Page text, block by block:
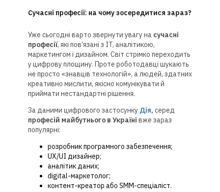
Сучасні професії: на чому зосередитися зараз?
Уже сьогодні варто звернути увагу на сучасні
професії, які пов’язані з IT, аналітикою,
маркетингом і дизайном. Світ стрімко переходить
у цифрову площину. Проте роботодавці шукають
не просто «знавців технологій», а людей, здатних
креативно мислити, якісно комунікувати й
приймати нестандартні рішення.
За даними цифрового застосунку Дія, серед
професій майбутнього в Україні вже зараз
популярні:
розробник програмного забезпечення;
UX/UI дизайнер;
аналітик даних;
digital-маркетолог;
контент-креатор або SMM-спеціаліст.